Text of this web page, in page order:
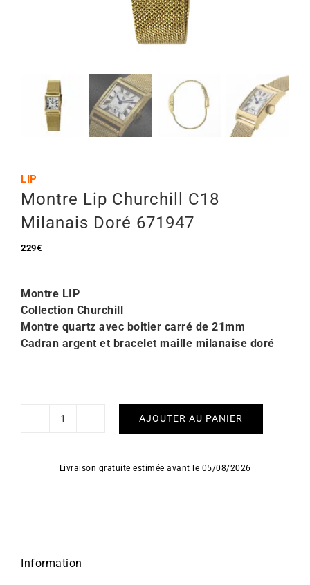
LIP
Montre Lip Churchill C18
Milanais Doré 671947
229€
Montre LIP
Collection Churchill
Montre quartz avec boitier carré de 21mm
Cadran argent et bracelet maille milanaise doré
quantité
Lip
671947
AJOUTER AU PANIER
Livraison gratuite estimée avant le 05/08/2026
Information